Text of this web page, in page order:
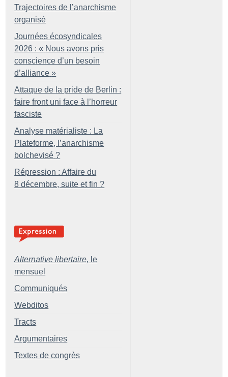
Trajectoires de l’anarchisme
organisé
Journées écosyndicales
2026 : « Nous avons pris
conscience d’un besoin
d’alliance »
Attaque de la pride de Berlin :
faire front uni face à l’horreur
fasciste
Analyse matérialiste : La
Plateforme, l’anarchisme
bolchevisé ?
Répression : Affaire du
8 décembre, suite et fin ?
Alternative libertaire, le
mensuel
Communiqués
Webditos
Tracts
Argumentaires
Textes de congrès